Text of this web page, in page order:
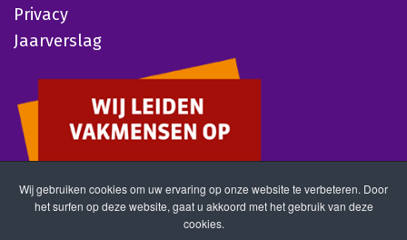
Privacy
Jaarverslag
Wij gebruiken cookies om uw ervaring op onze website te verbeteren. Door
het surfen op deze website, gaat u akkoord met het gebruik van deze
cookies.